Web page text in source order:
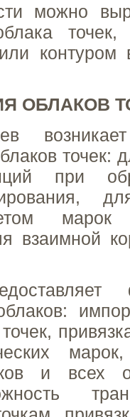
можно
ОБЛАКОВ
возникает
точек:
при
марок
взаимной
и всех